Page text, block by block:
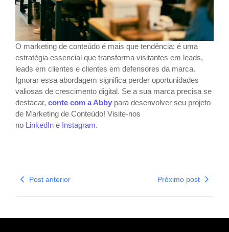
O marketing de conteúdo é mais que tendência: é uma
estratégia essencial que transforma visitantes em leads,
leads em clientes e clientes em defensores da marca.
Ignorar essa abordagem significa perder oportunidades
valiosas de crescimento digital. Se a sua marca precisa se
destacar, conte com a Abby para desenvolver seu projeto
de Marketing de Conteúdo! Visite-nos
no LinkedIn e Instagram.
Post anterior Próximo post